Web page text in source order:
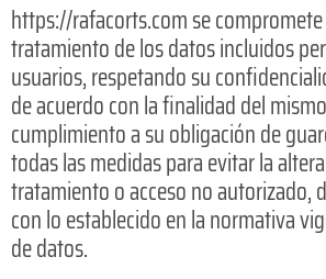
https://rafacorts.com se
tratamiento de los datos incluidos
usuarios, respetando su
de acuerdo con la finalidad del
cumplimiento a su obligación de
todas las medidas para evitar la
tratamiento o acceso no autorizado,
con lo establecido en la normativa
de datos.